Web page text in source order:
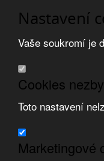
Nastavení
Vaše soukromí je
Cookies
Toto nastavení
Marketingové
Přeskočit na hlavní obsah
Obchodní podmínky
Registrace